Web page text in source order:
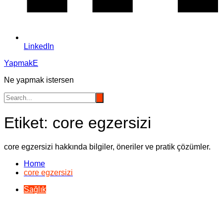
LinkedIn
YapmakE
Ne yapmak istersen
Etiket: core egzersizi
core egzersizi hakkında bilgiler, öneriler ve pratik çözümler.
Home
core egzersizi
Sağlık